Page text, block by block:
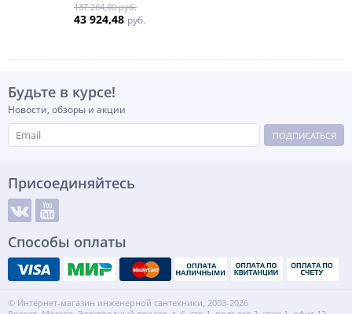
137 264,00 руб.
43 924,48 руб.
Будьте в курсе!
Новости, обзоры и акции
ПОДПИСАТЬСЯ
Присоединяйтесь
Способы оплаты
© Интернет-магазин инженерной сантехники, 2003-2026